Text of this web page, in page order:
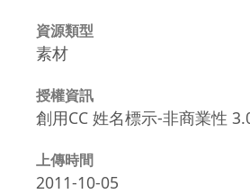
資源類型
素材
授權資訊
創用CC 姓名標示-非商業性
上傳時間
2011-10-05